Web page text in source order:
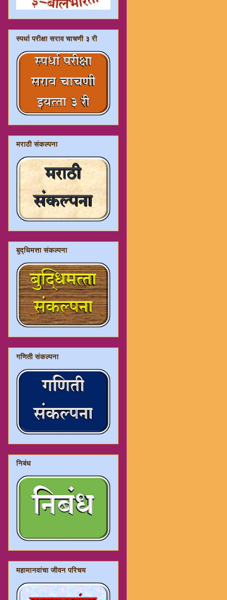
स्पर्धा परीक्षा सराव चाचणी ३ री
मराठी संकल्पना
बुद्धिमत्ता संकल्पना
गणिती संकल्पना
निबंध
महामानवांचा जीवन परिचय